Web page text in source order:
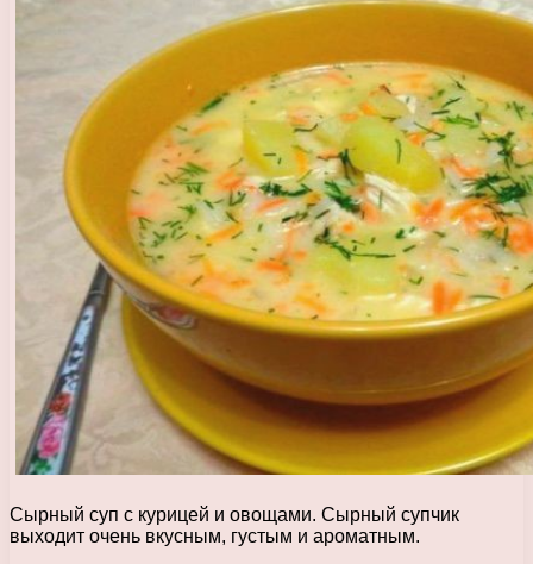
Сырный суп с курицей и овощами. Сырный супчик
выходит очень вкусным, густым и ароматным.